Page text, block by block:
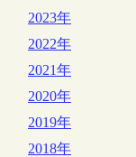
2023年
2022年
2021年
2020年
2019年
2018年